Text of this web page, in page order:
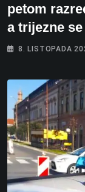
petom
a trijezne
8. LISTOPADA